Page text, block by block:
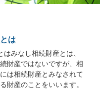
は
みなし相続財産とは、
財産ではないですが、相
は相続財産とみなされて
財産のことをいいます。